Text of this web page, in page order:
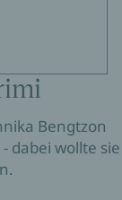
Bengtzon
dabei wollte sie